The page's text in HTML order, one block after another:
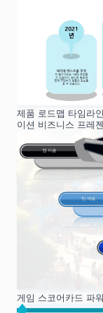
제품 로드맵 타임라
이션 비즈니스 프레
게임 스코어카드 파